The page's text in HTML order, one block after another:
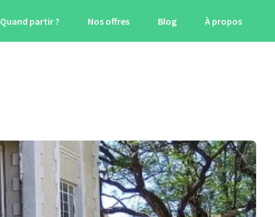
Quand partir ? Nos offres Blog À propos